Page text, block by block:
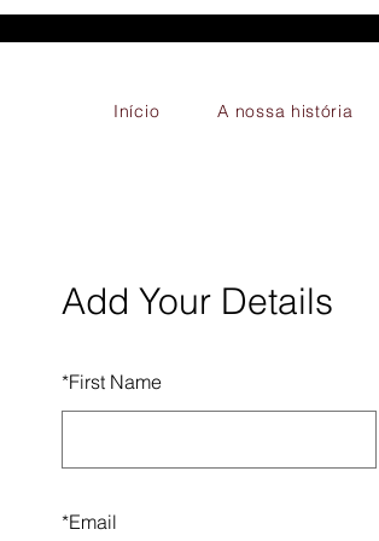
Início A nossa história
Add Your Details
*First Name
*Email